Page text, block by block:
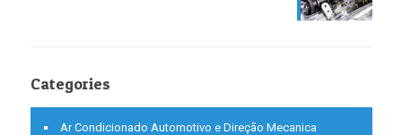
Categories
Ar Condicionado Automotivo e Direção Mecanica